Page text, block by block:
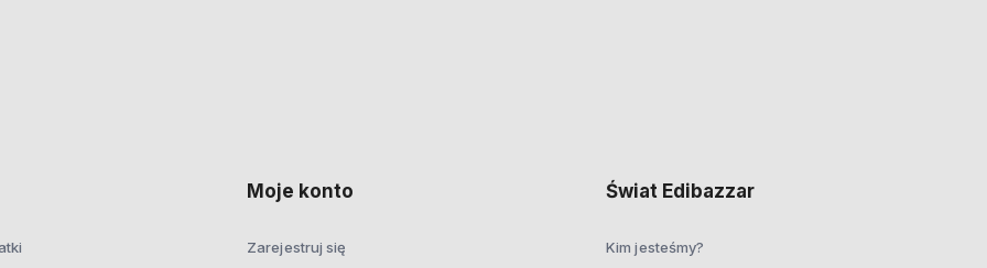
Moje konto
Zarejestruj się
Świat Edibazzar
Kim jesteśmy?